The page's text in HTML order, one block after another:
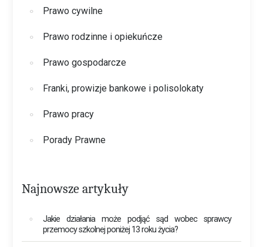
Prawo cywilne
Prawo rodzinne i opiekuńcze
Prawo gospodarcze
Franki, prowizje bankowe i polisolokaty
Prawo pracy
Porady Prawne
Najnowsze artykuły
Jakie działania może podjąć sąd wobec sprawcy
przemocy szkolnej poniżej 13 roku życia?